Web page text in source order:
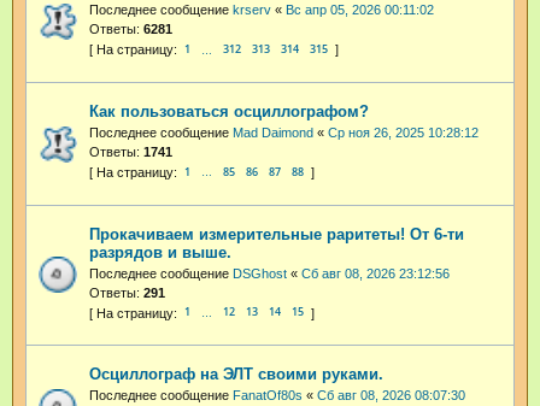
Последнее сообщение krserv « Вс апр 05, 2026 00:11:02
Ответы: 6281
1 312 313 314 315
Как пользоваться осциллографом?
Последнее сообщение Mad Daimond « Ср ноя 26, 2025 10:28:12
Ответы: 1741
1 … 85 86 87 88
Прокачиваем измерительные раритеты! От 6-ти
разрядов и выше.
Последнее сообщение DSGhost « Сб авг 08, 2026 23:12:56
Ответы: 291
1 12 13 14 15
Осциллограф на ЭЛТ своими руками.
Последнее сообщение FanatOf80s « Сб авг 08, 2026 08:07:30